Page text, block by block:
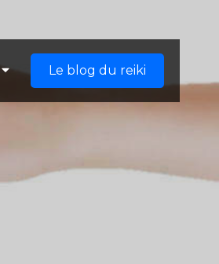
Le blog du reiki